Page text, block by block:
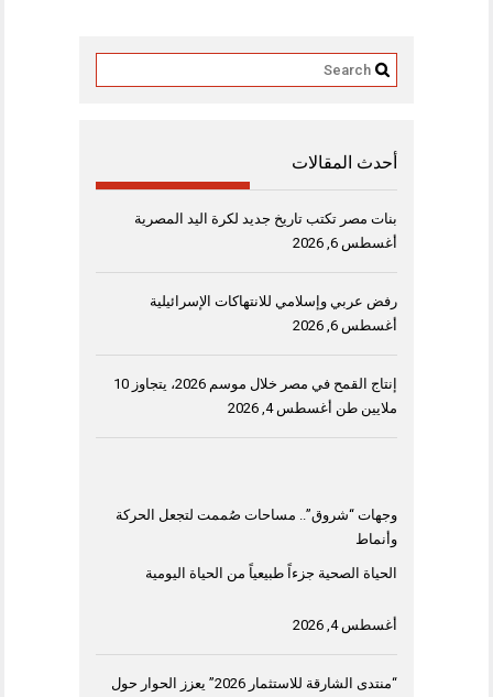
أحدث المقالات
بنات مصر تكتب تاريخ جديد لكرة اليد المصرية
أغسطس 6, 2026
رفض عربي وإسلامي للانتهاكات الإسرائيلية
أغسطس 6, 2026
إنتاج القمح في مصر خلال موسم 2026، يتجاوز 10
ملايين طن أغسطس 4, 2026
وجهات “شروق”.. مساحات صُممت لتجعل الحركة
وأنماط
الحياة الصحية جزءاً طبيعياً من الحياة اليومية
أغسطس 4, 2026
“منتدى الشارقة للاستثمار 2026” يعزز الحوار حول